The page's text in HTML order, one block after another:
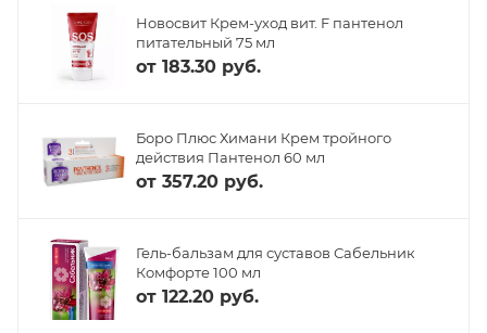
Новосвит Крем-уход вит. F пантенол
питательный 75 мл
от 183.30 руб.
Боро Плюс Химани Крем тройного
действия Пантенол 60 мл
от 357.20 руб.
Гель-бальзам для суставов Сабельник
Комфорте 100 мл
от 122.20 руб.